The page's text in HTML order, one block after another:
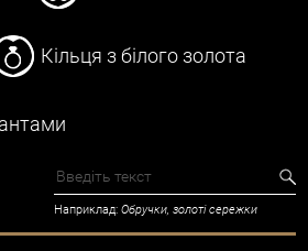
Кільця з білого золота
Наприклад:Обручки, золоті сережки